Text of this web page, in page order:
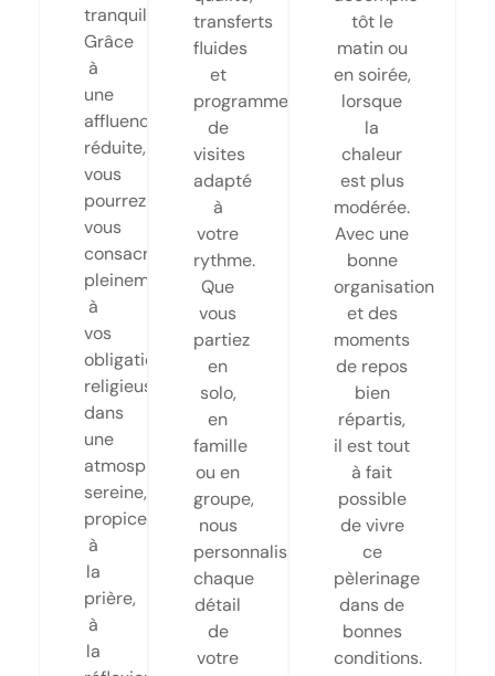
tranquillité.
Grâce
à
une
affluence
réduite,
vous
pourrez
vous
consacrer
pleinement
à
vos
obligations
religieuses,
dans
une
atmosphère
sereine,
propice
à
la
prière,
à
la
transferts
fluides
et
programme
de
visites
adapté
à
votre
rythme.
Que
vous
partiez
en
solo,
en
famille
ou en
groupe,
nous
personnalisons
chaque
détail
de
votre
tôt le
matin ou
en soirée,
lorsque
la
chaleur
est plus
modérée.
Avec une
bonne
organisation
et des
moments
de repos
bien
répartis,
il est tout
à fait
possible
de vivre
ce
pèlerinage
dans de
bonnes
conditions.